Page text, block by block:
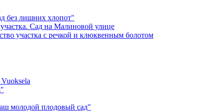
без лишних хлопот"
Сад на Малиновой улице
участка с речкой и клюквенным болотом
молодой плодовый сад"